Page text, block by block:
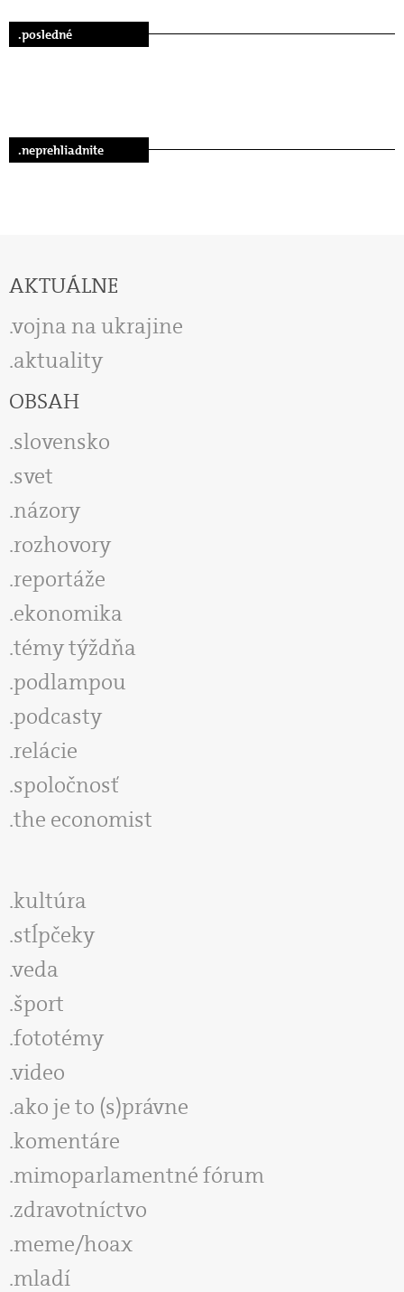
.posledné
.neprehliadnite
AKTUÁLNE
vojna na ukrajine
aktuality
OBSAH
slovensko
svet
názory
rozhovory
reportáže
ekonomika
témy týždňa
podlampou
podcasty
relácie
spoločnosť
the economist
kultúra
stĺpčeky
veda
šport
fototémy
video
ako je to (s)právne
komentáre
mimoparlamentné fórum
zdravotníctvo
meme/hoax
mladí